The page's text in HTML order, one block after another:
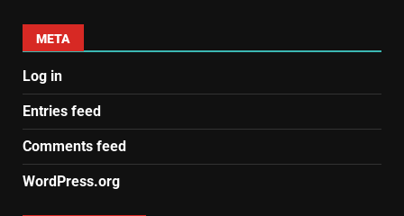
META
Log in
Entries feed
Comments feed
WordPress.org